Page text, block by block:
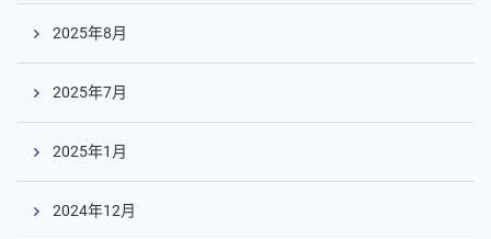
2025年8月
2025年7月
2025年1月
2024年12月